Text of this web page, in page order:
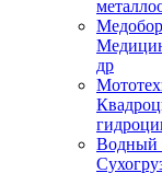
др
Водный